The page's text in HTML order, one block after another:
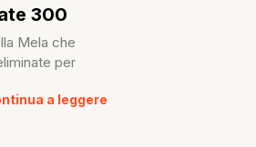
300
Mela che
per
a leggere